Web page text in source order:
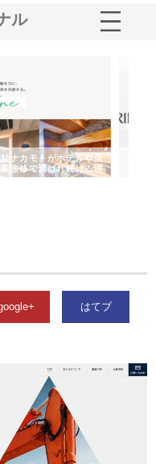
ル
桑木給食株式会社が福山市で選
ばれる手作り弁当配達の理由
はてブ